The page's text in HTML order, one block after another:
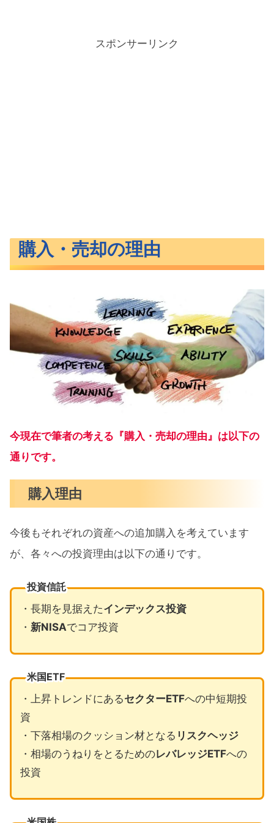
スポンサーリンク
購入・売却の理由
今現在で筆者の考える『購入・売却の理由』は以下の
通りです。
購入理由
今後もそれぞれの資産への追加購入を考えています
が、各々への投資理由は以下の通りです。
投資信託
・長期を見据えたインデックス投資
・ 新NISAでコア投資
米国ETF
・上昇トレンドにあるセクターETFへの中短期投
資
・下落相場のクッション材となる リスクヘッジ
・相場のうねりをとるためのレバレッジETFへの
投資